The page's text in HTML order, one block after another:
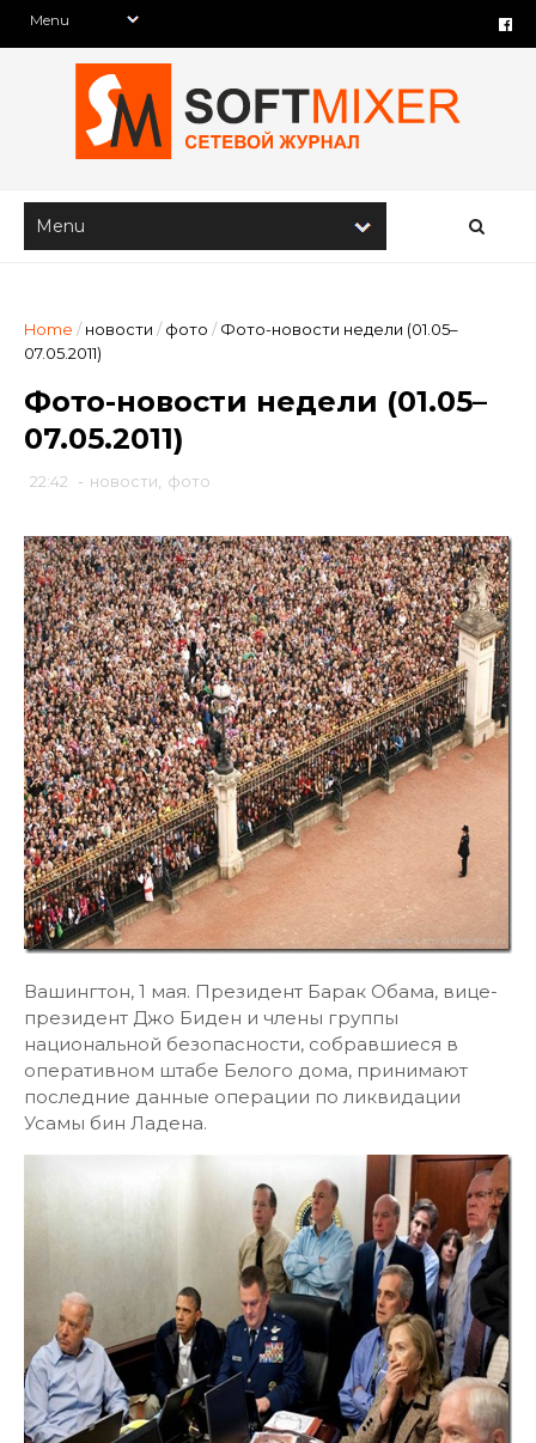
Home / новости / фото / Фото-новости недели (01.05–
07.05.2011)
Фото-новости недели (01.05–
07.05.2011)
22:42 - новости фото
Вашингтон, 1 мая. Президент Барак Обама, вице-
президент Джо Биден и члены группы
национальной безопасности, собравшиеся в
оперативном штабе Белого дома, принимают
последние данные операции по ликвидации
Усамы бин Ладена.